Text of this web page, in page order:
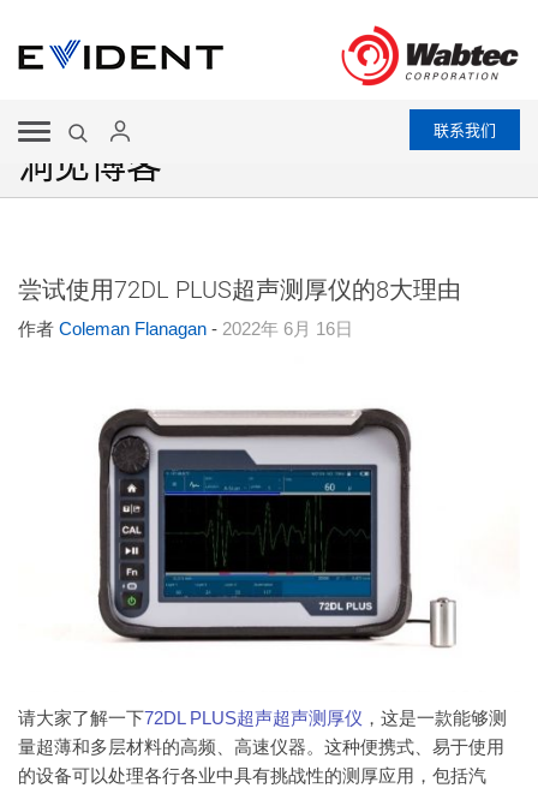
联系我们
洞见博客
尝试使用72DL PLUS超声测厚仪的8大理由
作者 Coleman Flanagan - 2022年 6月 16日
请大家了解一下72DL PLUS超声超声测厚仪 ，这是一款能够测
量超薄和多层材料的高频、高速仪器。这种便携式、易于使用
的设备可以处理各行各业中具有挑战性的测厚应用，包括汽